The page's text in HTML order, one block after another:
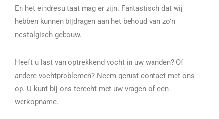
En het eindresultaat mag er zijn. Fantastisch dat wij
hebben kunnen bijdragen aan het behoud van zo’n
nostalgisch gebouw.
Heeft u last van optrekkend vocht in uw wanden? Of
andere vochtproblemen? Neem gerust contact met ons
op. U kunt bij ons terecht met uw vragen of een
werkopname.